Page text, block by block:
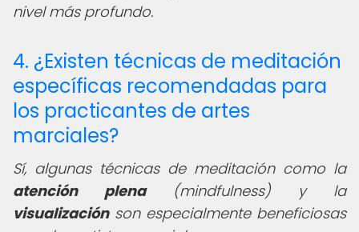
nivel más profundo.
4. ¿Existen técnicas de meditación
específicas recomendadas para
los practicantes de artes
marciales?
Sí, algunas técnicas de meditación como la
atención plena(mindfulness) y la
visualizaciónson especialmente beneficiosas